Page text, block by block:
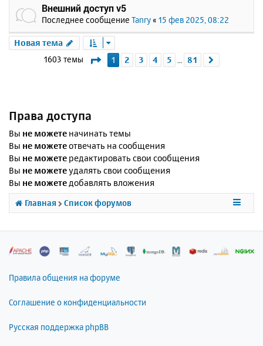
Внешний доступ v5
Последнее сообщение Tanry « 15 фев 2025, 08:22
Новая тема
1603 темы Страница1 из 81
1 2 3 4 5 … 81
Права доступа
Вы не можете начинать темы
Вы не можетеотвечать на сообщения
Вы не можете редактировать свои сообщения
Вы не можетеудалять свои сообщения
Вы не можетедобавлять вложения
Главная Список форумов
Правила общения на форуме
Соглашение о конфиденциальности
Русская поддержка phpBB